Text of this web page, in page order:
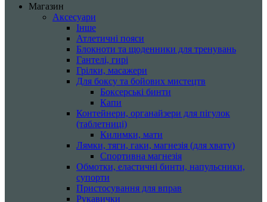
Магазин
Аксесуари
Інше
Атлетичні пояси
Блокноти та щоденники для тренувань
Гантелі, гирі
Грілки, масажери
Для боксу та бойових мистецтв
Боксерські бинти
Капи
Контейнери, органайзери для пігулок
(таблетниці)
Килимки, мати
Лямки, тяги, гаки, магнезія (для хвату)
Спортивна магнезія
Обмотки, еластичні бинти, напульсники,
супорти
Пристосування для вправ
Рукавички